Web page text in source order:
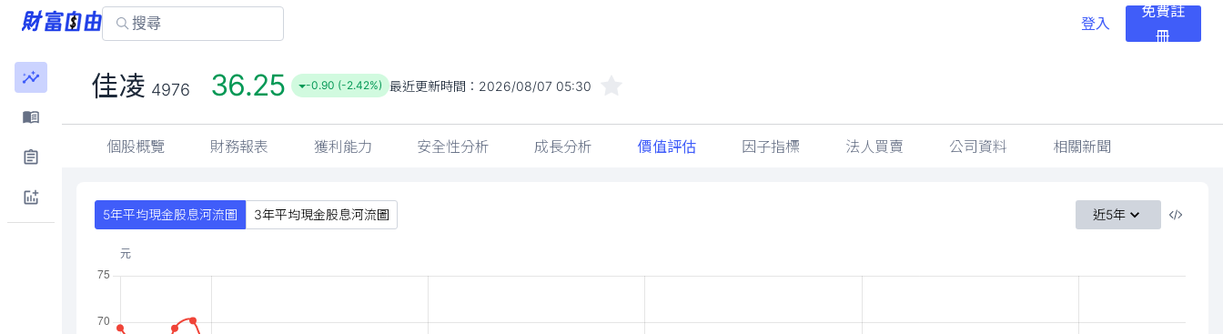
登入
免費註
冊
佳凌 4976 36.25 -0.90 (-2.42%) 最近更新時間： 2026/08/07 05:30
個股概覽 財務報表 獲利能力 安全性分析 成長分析 價值評估 因子指標 法人買賣 公司資料 相關新聞
5年平均現金股息河流圖 3年平均現金股息河流圖 近5年